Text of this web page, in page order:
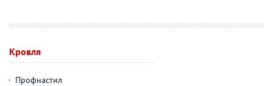
Кровля
Профнастил